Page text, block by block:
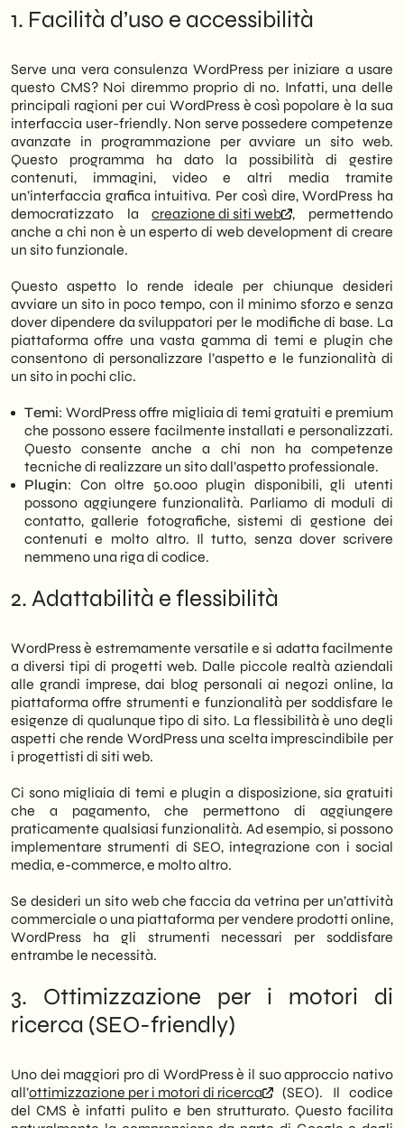
1. Facilità d’uso e accessibilità
Serve una vera consulenza WordPress per iniziare a usare
questo CMS? Noi diremmo proprio di no. Infatti, una delle
principali ragioni per cui WordPress è così popolare è la sua
interfaccia user-friendly. Non serve possedere competenze
avanzate in programmazione per avviare un sito web.
Questo programma ha dato la possibilità di gestire
contenuti, immagini, video e altri media tramite
un’interfaccia grafica intuitiva. Per così dire, WordPress ha
democratizzato lacreazione di siti web
, permettendo
anche a chi non è un esperto di web development di creare
un sito funzionale.
Questo aspetto lo rende ideale per chiunque desideri
avviare un sito in poco tempo, con il minimo sforzo e senza
dover dipendere da sviluppatori per le modifiche di base. La
piattaforma offre una vasta gamma di temi e plugin che
consentono di personalizzare l’aspetto e le funzionalità di
un sito in pochi clic.
Temi: WordPress offre migliaia di temi gratuiti e premium
che possono essere facilmente installati e personalizzati.
Questo consente anche a chi non ha competenze
tecniche di realizzare un sito dall’aspetto professionale.
Plugin: Con oltre 50.000 plugin disponibili, gli utenti
possono aggiungere funzionalità. Parliamo di moduli di
contatto, gallerie fotografiche, sistemi di gestione dei
contenuti e molto altro. Il tutto, senza dover scrivere
nemmeno una riga di codice.
2. Adattabilità e flessibilità
WordPress è estremamente versatile e si adatta facilmente
a diversi tipi di progetti web. Dalle piccole realtà aziendali
alle grandi imprese, dai blog personali ai negozi online, la
piattaforma offre strumenti e funzionalità per soddisfare le
esigenze di qualunque tipo di sito. La flessibilità è uno degli
aspetti che rende WordPress una scelta imprescindibile per
i progettisti di siti web.
Ci sono migliaia di temi e plugin a disposizione, sia gratuiti
che a pagamento, che permettono di aggiungere
praticamente qualsiasi funzionalità. Ad esempio, si possono
implementare strumenti di SEO, integrazione con i social
media, e-commerce, e molto altro.
Se desideri un sito web che faccia da vetrina per un’attività
commerciale o una piattaforma per vendere prodotti online,
WordPress ha gli strumenti necessari per soddisfare
entrambe le necessità.
3. Ottimizzazione per i motori di
ricerca (SEO-friendly)
Uno dei maggiori pro di WordPress è il suo approccio nativo
all’ottimizzazione per i motori di ricerca
(SEO). Il codice
del CMS è infatti pulito e ben strutturato. Questo facilita